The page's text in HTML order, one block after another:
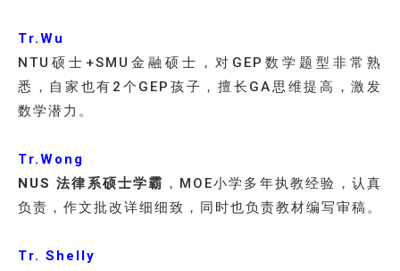
Tr.Wu
NTU硕士+SMU金融硕士，对GEP数学题型非常熟
悉，自家也有2个GEP孩子，擅长GA思维提高，激发
数学潜力。
Tr.Wong
NUS 法律系硕士学霸 ，MOE小学多年执教经验，认真
负责，作文批改详细细致，同时也负责教材编写审稿。
Tr. Shelly